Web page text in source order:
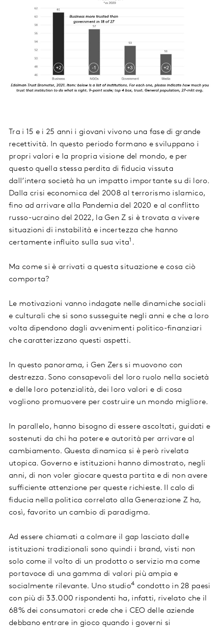
Tra i 15 e i 25 anni i giovani vivono una fase di grande
recettività. In questo periodo formano e sviluppano i
propri valori e la propria visione del mondo, e per
questo quella stessa perdita di fiducia vissuta
dall’intera società ha un impatto importante su di loro.
Dalla crisi economica del 2008 al terrorismo islamico,
fino ad arrivare alla Pandemia del 2020 e al conflitto
russo-ucraino del 2022, la Gen Z si è trovata a vivere
situazioni di instabilità e incertezza che hanno
certamente influito sulla sua vita1 .
Ma come si è arrivati a questa situazione e cosa ciò
comporta?
Le motivazioni vanno indagate nelle dinamiche sociali
e culturali che si sono susseguite negli anni e che a loro
volta dipendono dagli avvenimenti politico-finanziari
che caratterizzano questi aspetti.
In questo panorama, i Gen Zers si muovono con
destrezza. Sono consapevoli del loro ruolo nella società
e delle loro potenzialità, dei loro valori e di cosa
vogliono promuovere per costruire un mondo migliore.
In parallelo, hanno bisogno di essere ascoltati, guidati e
sostenuti da chi ha potere e autorità per arrivare al
cambiamento. Questa dinamica si è però rivelata
utopica. Governo e istituzioni hanno dimostrato, negli
anni, di non voler giocare questa partita e di non avere
sufficiente attenzione per queste richieste. Il calo di
fiducia nella politica correlato alla Generazione Z ha,
così, favorito un cambio di paradigma.
Ad essere chiamati a colmare il gap lasciato dalle
istituzioni tradizionali sono quindi i brand, visti non
solo come il volto di un prodotto o servizio ma come
portavoce di una gamma di valori più ampia e
socialmente rilevante. Uno studio4 condotto in 28 paesi
con più di 33.000 rispondenti ha, infatti, rivelato che il
68% dei consumatori crede che i CEO delle aziende
debbano entrare in gioco quando i governi si